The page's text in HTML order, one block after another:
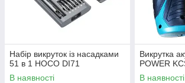
Набір викруток із насадками
51 в 1 HOCO DI71
В наявності
Викрутка
POWER
В наявності